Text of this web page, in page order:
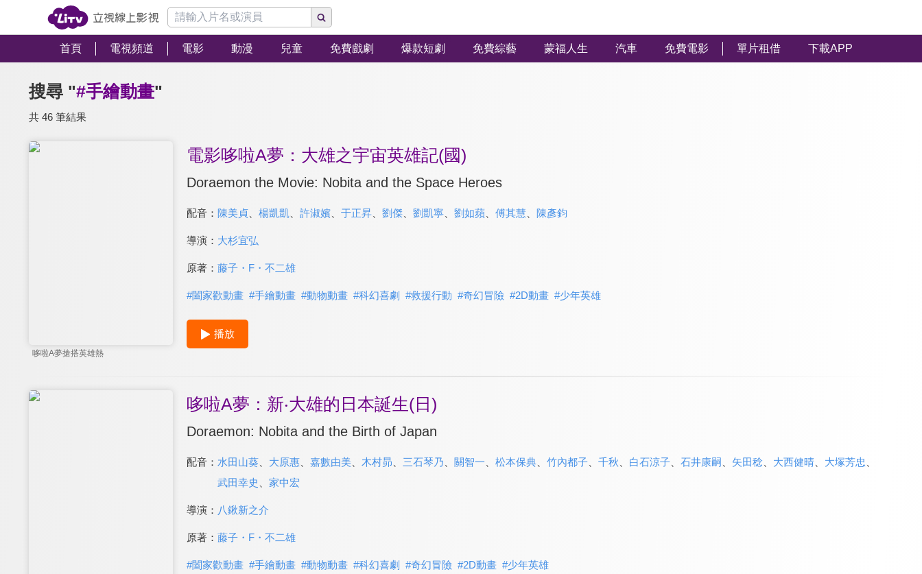
首頁 電視頻道 電影 動漫 兒童 免費戲劇 爆款短劇 免費綜藝 蒙福人生 汽車 免費電影 單片租借 下載APP
搜尋 "#手繪動畫"
共 46 筆結果
哆啦A夢搶搭英雄熱
電影哆啦A夢：大雄之宇宙英雄記(國)
Doraemon the Movie: Nobita and the Space Heroes
配音： 陳美貞、 楊凱凱 許淑嬪、 于正昇、 劉傑、 劉凱寧、 劉如蘋、 傅其慧、 陳彥鈞
導演： 大杉宜弘
原著： 藤子・F・不二雄
#闔家歡動畫 #手繪動畫 #動物動畫 #科幻喜劇 #救援行動 #奇幻冒險 #2D動畫 #少年英雄
播放
哆啦A夢：新‧大雄的日本誕生(日)
Doraemon: Nobita and the Birth of Japan
配音： 水田山葵、 大原惠、 嘉數由美 木村昴 三石琴乃 關智一 松本保典、 竹內都子、 千秋 白石涼子、 石井康嗣 矢田稔 大西健晴、 大塚芳忠
武田幸史
家中宏
導演： 八鍬新之介
原著： 藤子・F・不二雄
#闔家歡動畫 #手繪動畫 #動物動畫 #科幻喜劇 #奇幻冒險 #2D動畫 #少年英雄